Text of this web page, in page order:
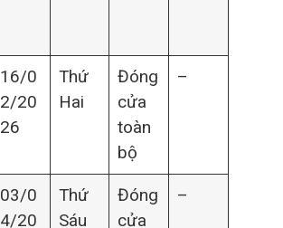
16/0
2/20
26
Thứ
Hai
Đóng
cửa
toàn
bộ
–
03/0
4/20
Thứ
Sáu
Đóng
cửa
–